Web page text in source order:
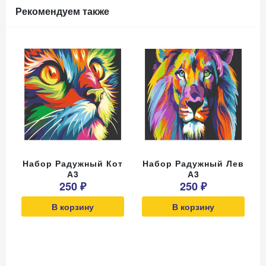
Рекомендуем также
Набор Радужный Кот
А3
250 ₽
В корзину
Набор Радужный Лев
А3
250 ₽
В корзину